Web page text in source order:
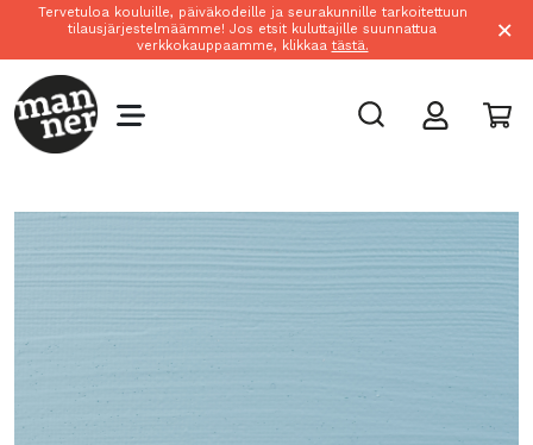
Tervetuloa kouluille, päiväkodeille ja seurakunnille tarkoitettuun
tilausjärjestelmäämme! Jos etsit kuluttajille suunnattua
verkkokauppaamme, klikkaa tästä. ×